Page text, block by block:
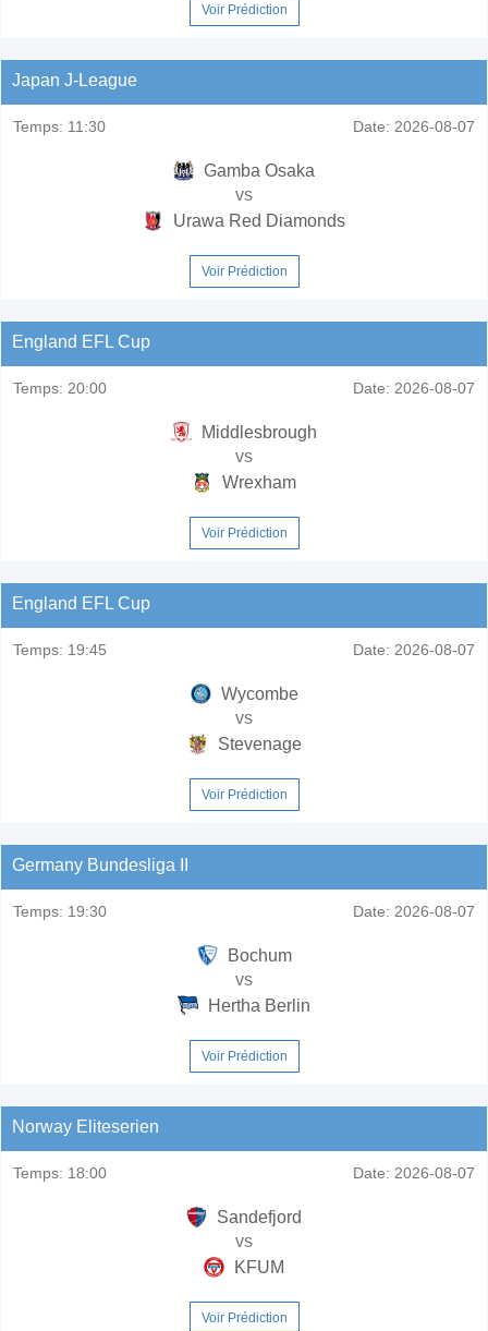
Voir Prédiction
Japan J-League
Temps: 11:30 Date: 2026-08-07
Gamba Osaka
vs
Urawa Red Diamonds
Voir Prédiction
England EFL Cup
Temps: 20:00 Date: 2026-08-07
Middlesbrough
vs
Wrexham
Voir Prédiction
England EFL Cup
Temps: 19:45 Date: 2026-08-07
Wycombe
vs
Stevenage
Voir Prédiction
Germany Bundesliga II
Temps: 19:30 Date: 2026-08-07
Bochum
vs
Hertha Berlin
Voir Prédiction
Norway Eliteserien
Temps: 18:00 Date: 2026-08-07
Sandefjord
vs
KFUM
Voir Prédiction